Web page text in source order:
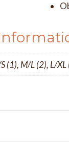
(1), M/L (2), L/XL